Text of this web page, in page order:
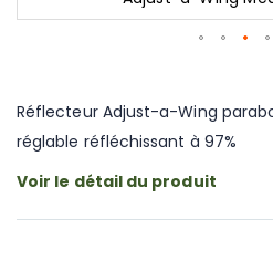
the
beginning
of
images
Réflecteur Adjust-a-Wing
réglable réfléchissant à 97%
Voir le détail du produit